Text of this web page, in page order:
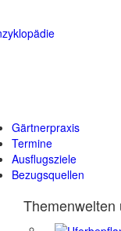
Themenwelten
Gärtnerpraxis
Termine
Ausflugsziele
Bezugsquellen